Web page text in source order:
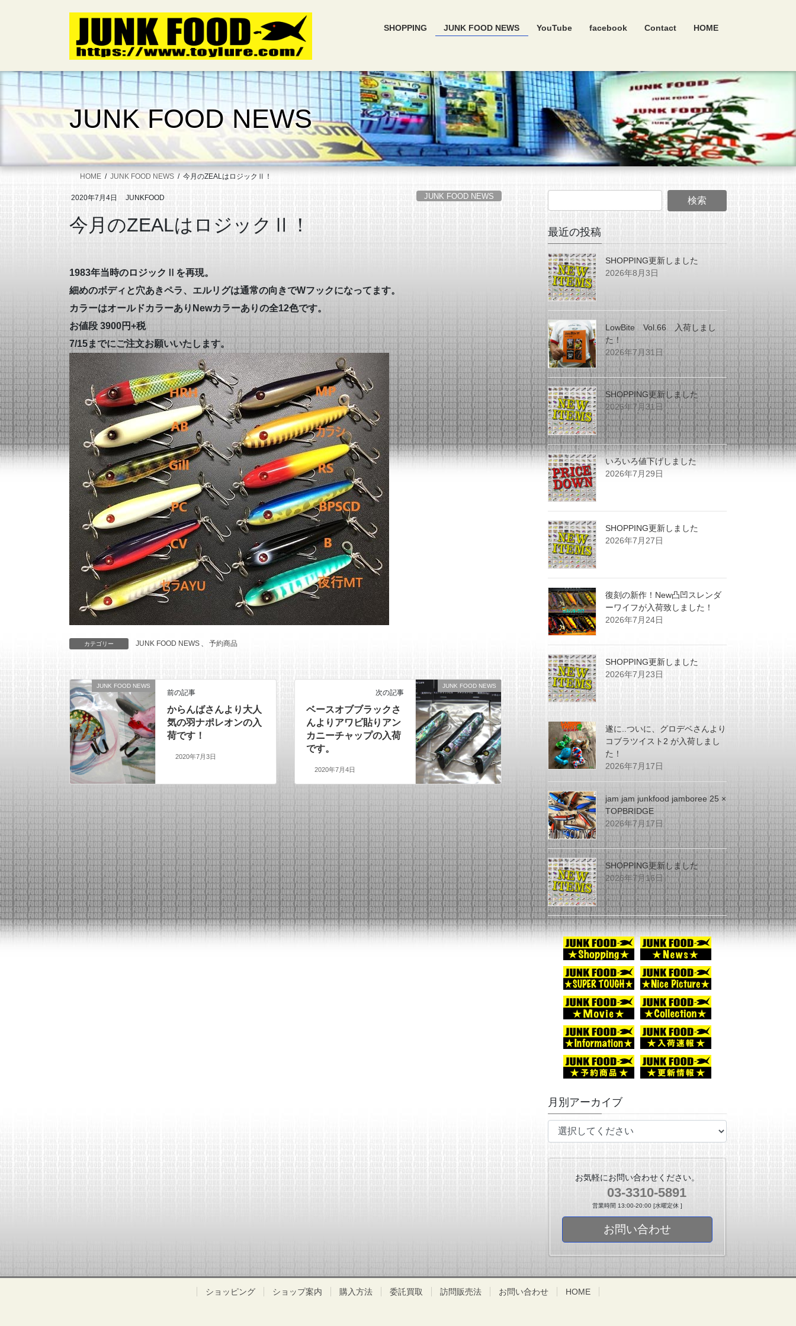
キ
に
SHOPPING JUNK FOOD NEWS YouTube facebook Contact HOME
JUNK FOOD NEWS
HOME JUNK FOOD NEWS 今月のZEALはロジックⅡ！
2020年7月4日 JUNKFOOD JUNK FOOD NEWS
今月のZEALはロジックⅡ！
1983年当時のロジックⅡを再現。
細めのボディと穴あきペラ、エルリグは通常の向きでWフックになってます。
カラーはオールドカラーありNewカラーありの全12色です。
お値段 3900円+税
7/15までにご注文お願いいたします。
カテゴリー JUNK FOOD NEWS 、 予約商品
JUNK FOOD NEWS
前の記事
からんばさんより大人
気の羽ナポレオンの入
荷です！
2020年7月3日
JUNK FOOD NEWS
次の記事
ベースオブブラックさ
んよりアワビ貼りアン
カニーチャップの入荷
です。
2020年7月4日
最近の投稿
SHOPPING更新しました
2026年8月3日
LowBite Vol.66 入荷しまし
た！
2026年7月31日
SHOPPING更新しました
2026年7月31日
いろいろ値下げしました
2026年7月29日
SHOPPING更新しました
2026年7月27日
復刻の新作！New凸凹スレンダ
ーワイフが入荷致しました！
2026年7月24日
SHOPPING更新しました
2026年7月23日
遂に..ついに、グロデベさんより
コブラツイスト2 が入荷しまし
た！
2026年7月17日
jam jam junkfood jamboree 25 ×
TOPBRIDGE
2026年7月17日
SHOPPING更新しました
2026年7月16日
月別アーカイブ
お気軽にお問い合わせください。
03-3310-5891
営業時間 13:00-20:00 [水曜定休 ]
お問い合わせ
ショッピング ショップ案内 購入方法 委託買取 訪問販売法 お問い合わせ HOME